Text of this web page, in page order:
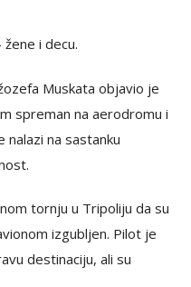
i decu.
Muskata objavio je
spreman na aerodromu i
na sastanku
tornju u Tripoliju da su
izgubljen. Pilot je
destinaciju, ali su